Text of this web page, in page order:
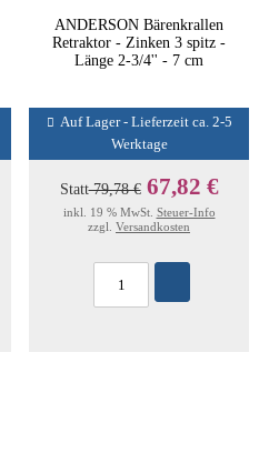
ANDERSON Bärenkrallen
Retraktor - Zinken 3 spitz -
Länge 2-3/4'' - 7 cm
Auf Lager - Lieferzeit ca. 2-5
Werktage
Statt79,78 € 67,82 €
inkl. 19 % MwSt. Steuer-Info
zzgl. Versandkosten